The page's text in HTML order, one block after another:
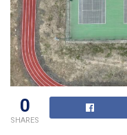
0
SHARES